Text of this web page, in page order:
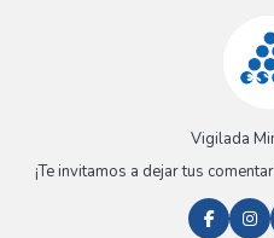
Vigilada
¡Te invitamos a dejar tus